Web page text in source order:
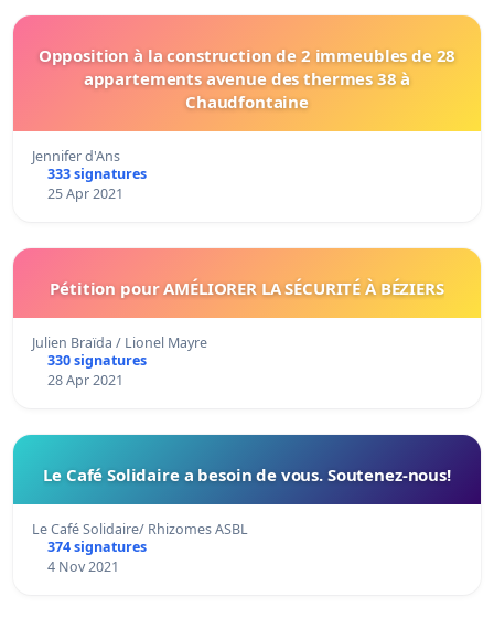
Opposition à la construction de 2 immeubles de 28
appartements avenue des thermes 38 à
Chaudfontaine
Jennifer d'Ans
333 signatures
25 Apr 2021
Pétition pour AMÉLIORER LA SÉCURITÉ À BÉZIERS
Julien Braïda / Lionel Mayre
330 signatures
28 Apr 2021
Le Café Solidaire a besoin de vous. Soutenez-nous!
Le Café Solidaire/ Rhizomes ASBL
374 signatures
4 Nov 2021